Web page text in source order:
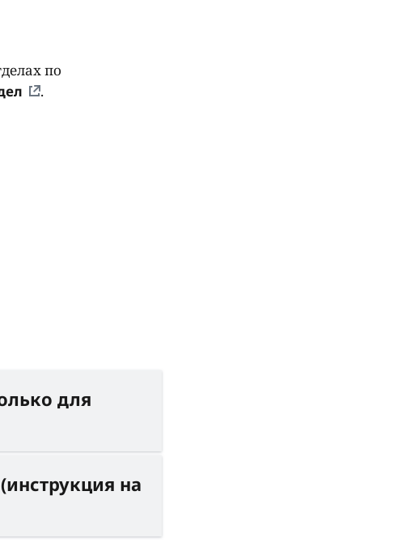
по
.
для
на